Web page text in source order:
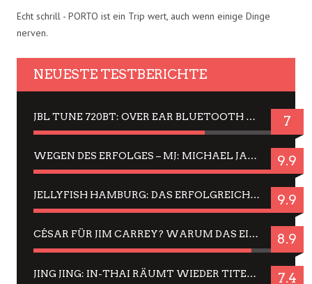
Echt schrill - PORTO ist ein Trip wert, auch wenn einige Dinge
nerven.
NEUESTE TESTBERICHTE
JBL TUNE 720BT: OVER EAR BLUETOOTH KOPFHÖRER UM DIE 50,-€ IM DAUER-TEST 7
WEGEN DES ERFOLGES – MJ: MICHAEL JACKSON MUSICAL IN EINER MATINEE SEHEN 9.9
JELLYFISH HAMBURG: DAS ERFOLGREICHE SOMMER-MENÜ 2025 IN GEFÜHLEN UND BILDERN 9.9
CÉSAR FÜR JIM CARREY? WARUM DAS EINER DER NERVIGSTEN ACTORS IST UND BLEIBT 8.9
JING JING: IN-THAI RÄUMT WIEDER TITEL AB – EIN ZWEI-STUNDEN-ERLEBNISBERICHT 7.4